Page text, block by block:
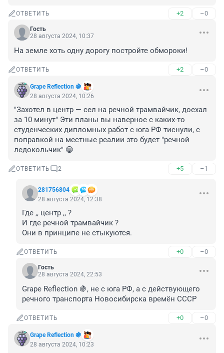
ОТВЕТИТЬ +2 –0
Гость
28 августа 2024, 10:37
На земле хоть одну дорогу постройте обмороки!
ОТВЕТИТЬ +2 –0
Grape Reflection 🍇
28 августа 2024, 10:26
"Захотел в центр — сел на речной трамвайчик, доехал
за 10 минут" Эти планы вы наверное с каких-то
студенческих дипломных работ с юга РФ тиснули, с
поправкой на местные реалии это будет "речной
ледокольчик" 😁
ОТВЕТИТЬ 2 +5 –1
281756804
28 августа 2024, 12:38
Где ,, центр ,, ?
И где речной трамвайчик ?
Они в принципе не стыкуются.
ОТВЕТИТЬ +0 –0
Гость
28 августа 2024, 22:53
Grape Reflection 🍇, не с юга РФ, а с действующего
речного транспорта Новосибирска времён СССР
ОТВЕТИТЬ +0 –0
Grape Reflection 🍇
28 августа 2024, 10:23